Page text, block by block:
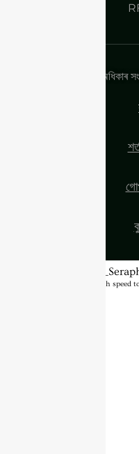
কপিৰাইট ২০২৫| সকলো
Turns on site high speed